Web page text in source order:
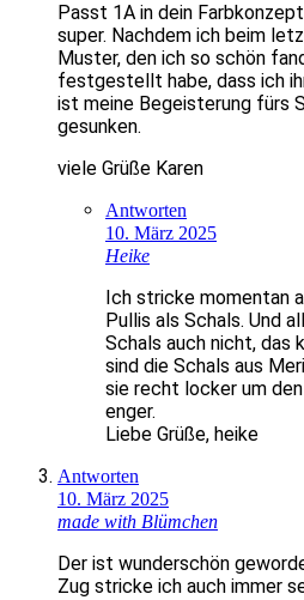
Passt 1A in dein
super. Nachdem ich beim
Muster, den ich so schön
festgestellt habe, dass ich
ist meine Begeisterung fürs
gesunken.
viele Grüße Karen
Antworten
10. März 2025
Heike
Ich stricke momentan
Pullis als Schals. Und
Schals auch nicht, das
sind die Schals aus
sie recht locker um
enger.
Liebe Grüße, heike
Antworten
10. März 2025
made with Blümchen
Der ist wunderschön
Zug stricke ich auch immer